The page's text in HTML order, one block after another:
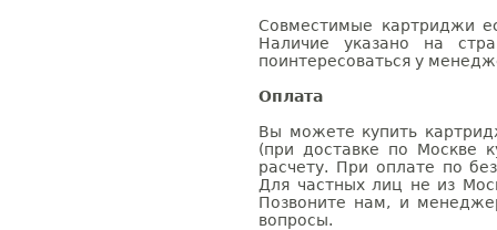
Совместимые картриджи
Наличие указано на
поинтересоваться у
Оплата
Вы можете купить
(при доставке по Москве
расчету. При оплате по
Для частных лиц не из
Позвоните нам, и
вопросы.